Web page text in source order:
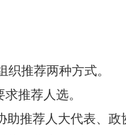
织推荐两种方式。
求推荐人选。
助推荐人大代表、政